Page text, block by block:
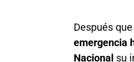
Después que
emergencia
Nacional su